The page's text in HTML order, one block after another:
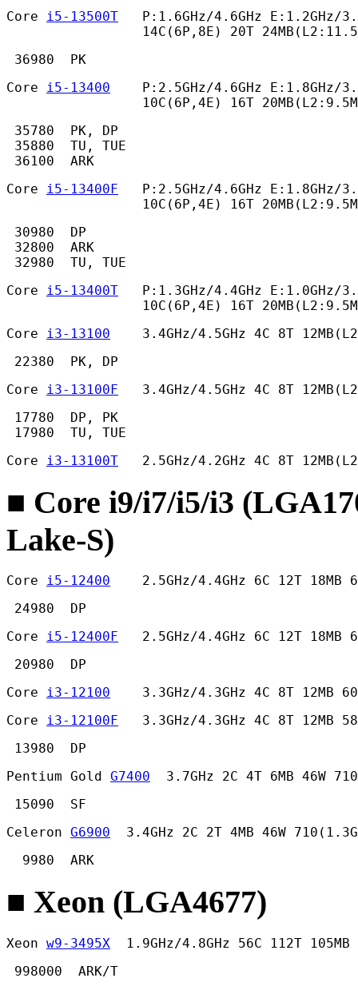
Core i5-13500T
P:1.6GHz/4.6GHz E:1.2GHz/
14C(6P,8E) 20T
36980  PK
Core i5-13400
P:2.5GHz/4.6GHz E:1.8GHz/
10C(6P,4E) 16T
35780  PK, DP
35880  TU, TUE
36100  ARK
Core i5-13400F
P:2.5GHz/4.6GHz E:1.8GHz/
10C(6P,4E) 16T
30980  DP
32800  ARK
32980  TU, TUE
Core i5-13400T
P:1.3GHz/4.4GHz E:1.0GHz/
10C(6P,4E) 16T
Core i3-13100
3.4GHz/4.5GHz 4C 8T
22380  PK, DP
Core i3-13100F
3.4GHz/4.5GHz 4C 8T
17780  DP, PK
17980  TU, TUE
Core i3-13100T
2.5GHz/4.2GHz 4C 8T
■ Core i9/i7/i5/i3
Lake-S)
Core i5-12400
2.5GHz/4.4GHz 6C 12T 18MB
24980  DP
Core i5-12400F
2.5GHz/4.4GHz 6C 12T 18MB
20980  DP
Core i3-12100
3.3GHz/4.3GHz 4C 8T 12MB
Core i3-12100F
3.3GHz/4.3GHz 4C 8T 12MB
13980  DP
Pentium Gold G7400
3.7GHz 2C 4T 6MB 46W
15090  SF
Celeron G6900
3.4GHz 2C 2T 4MB 46W
  9980  ARK
■ Xeon (LGA4677)
Xeon w9-3495X
1.9GHz/4.8GHz 56C 112T 105MB
998000  ARK/T